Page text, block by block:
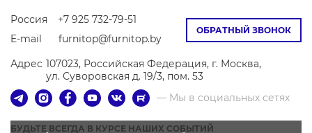
ОБРАТНЫЙ ЗВОНОК
Россия
+7 925 732-79-51
E-mail
furnitop@furnitop.by
Адрес 107023, Российская Федерация, г. Москва,
ул. Суворовская д. 19/3, пом. 53
— Мы в социальных сетях
БУДЬТЕ ВСЕГДА В КУРСЕ НАШИХ СОБЫТИЙ